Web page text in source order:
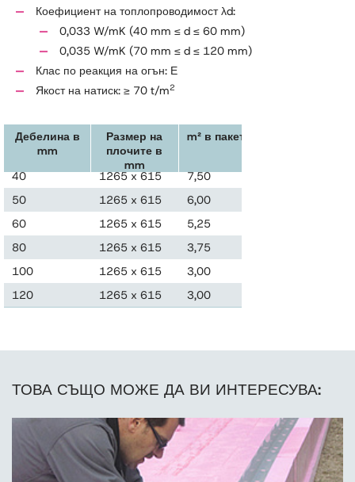
Коефициент на топлопроводимост λd:
0,033 W/mK (40 mm ≤ d ≤ 60 mm)
0,035 W/mK (70 mm ≤ d ≤ 120 mm)
Клас по реакция на огън: Е
Якост на натиск: ≥ 70 t/m2
Дебелина в
mm
Размер на
плочите в
mm
m² в пакет
40 1265 x 615 7,50
50
1265 x 615 6,00
60
1265 x 615 5,25
80
1265 x 615 3,75
100
1265 x 615 3,00
120
1265 x 615 3,00
ТОВА СЪЩО МОЖЕ ДА ВИ ИНТЕРЕСУВА: